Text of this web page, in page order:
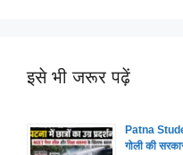
इसे भी जरूर पढ़ें
Patna
गोली की